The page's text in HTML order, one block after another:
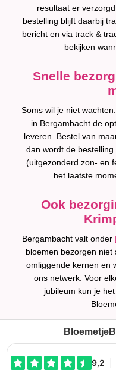
resultaat er
bestelling blijft daarbij
bericht en via track &
bekijken
Snelle
Soms wil je niet
in Bergambacht de
leveren. Bestel van
dan wordt de
(uitgezonderd zon- en
het laatste
Ook
Bergambacht valt onder
bloemen bezorgen niet
omliggende kernen en
ons netwerk. Voor
jubileum kun je